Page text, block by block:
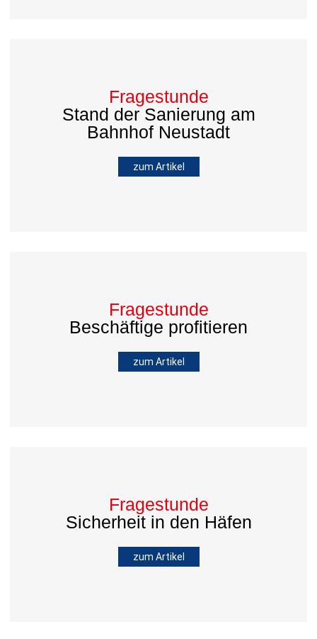
Fragestunde
Stand der Sanierung am
Bahnhof Neustadt
zum Artikel
Fragestunde
Beschäftige profitieren
zum Artikel
Fragestunde
Sicherheit in den Häfen
zum Artikel